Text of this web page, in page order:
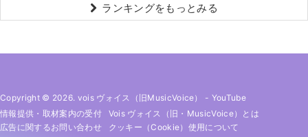
ランキングをもっとみる
Copyright © 2026. vois ヴォイス（旧MusicVoice） - YouTube
情報提供・取材案内の受付
Vois ヴォイス（旧・MusicVoice）とは
広告に関するお問い合わせ
クッキー（cookie）使用について